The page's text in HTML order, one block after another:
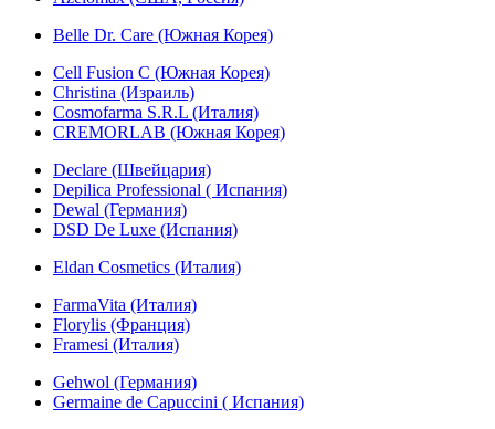
Belle Dr. Care (Южная Корея)
Cell Fusion C (Южная Корея)
Christina (Израиль)
Cosmofarma S.R.L (Италия)
CREMORLAB (Южная Корея)
Declare (Швейцария)
Depilica Professional ( Испания)
Dewal (Германия)
DSD De Luxe (Испания)
Eldan Cosmetics (Италия)
FarmaVita (Италия)
Florylis (Франция)
Framesi (Италия)
Gehwol (Германия)
Germaine de Capuccini ( Испания)